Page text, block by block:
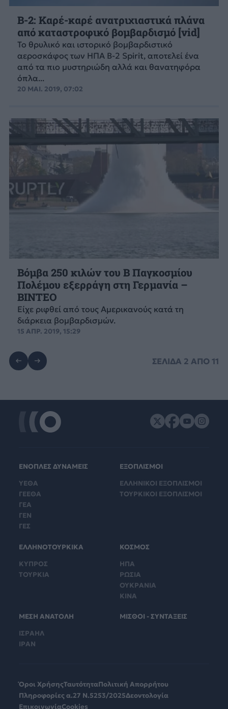
B-2: Καρέ-καρέ ανατριχιαστικά πλάνα
από καταστροφικό βομβαρδισμό [vid]
Το θρυλικό και ιστορικό βομβαρδιστικό
αεροσκάφος των ΗΠΑ B-2 Spirit, αποτελεί ένα
από τα πιο μυστηριώδη αλλά και θανατηφόρα
όπλα...
20 ΜΑΙ. 2019, 07:02
Βόμβα 250 κιλών του Β Παγκοσμίου
Πολέμου εξερράγη στη Γερμανία –
ΒΙΝΤΕΟ
Είχε ριφθεί από τους Αμερικανούς κατά τη
διάρκεια βομβαρδισμών.
15 ΑΠΡ. 2019, 15:29
ΣΕΛΙΔΑ 2 ΑΠΟ11
ΕΝΟΠΛΕΣ ΔΥΝΑΜΕΙΣ
ΥΕΘΑ
ΓΕΕΘΑ
ΓΕΑ
ΓΕΝ
ΓΕΣ
ΕΞΟΠΛΙΣΜΟΙ
ΕΛΛΗΝΙΚΟΙ ΕΞΟΠΛΙΣΜΟΙ
ΤΟΥΡΚΙΚΟΙ ΕΞΟΠΛΙΣΜΟΙ
ΕΛΛΗΝΟΤΟΥΡΚΙΚΑ
ΚΥΠΡΟΣ
ΤΟΥΡΚΙΑ
ΚΟΣΜΟΣ
ΗΠΑ
ΡΩΣΙΑ
ΟΥΚΡΑΝΙΑ
ΚΙΝΑ
ΜΕΣΗ ΑΝΑΤΟΛΗ
ΙΣΡΑΗΛ
ΙΡΑΝ
ΜΙΣΘΟΙ - ΣΥΝΤΑΞΕΙΣ
Όροι ΧρήσηςΤαυτότηταΠολιτική Απορρήτου
Πληροφορίες α.27 Ν.5253/2025Δεοντολογία
ΕπικοινωνίαCookies